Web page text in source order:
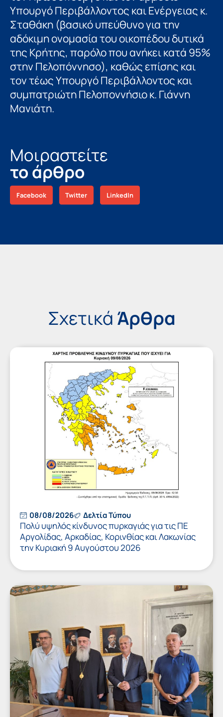
Υπουργό Περιβάλλοντος και Ενέργειας κ.
Σταθάκη (βασικό υπεύθυνο για την
αδόκιμη ονομασία του οικοπέδου δυτικά
της Κρήτης, παρόλο που ανήκει κατά 95%
στην Πελοπόννησο), καθώς επίσης και
τον τέως Υπουργό Περιβάλλοντος και
συμπατριώτη Πελοποννήσιο κ. Γιάννη
Μανιάτη.
Μοιραστείτε
το άρθρο
Facebook Twitter LinkedIn
Σχετικά Άρθρα
08/08/2026 Δελτία Τύπου
Πολύ υψηλός κίνδυνος πυρκαγιάς για τις ΠΕ
Αργολίδας, Αρκαδίας, Κορινθίας και Λακωνίας
την Κυριακή 9 Αυγούστου 2026